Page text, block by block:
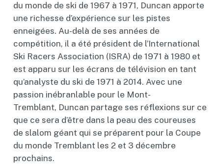
du monde de ski de 1967 à 1971, Duncan apporte
une richesse d’expérience sur les pistes
enneigées. Au-delà de ses années de
compétition, il a été président de l’International
Ski Racers Association (ISRA) de 1971 à 1980 et
est apparu sur les écrans de télévision en tant
qu’analyste du ski de 1971 à 2014. Avec une
passion inébranlable pour le Mont-
Tremblant, Duncan partage ses réflexions sur ce
que ce sera d’être dans la peau des coureuses
de slalom géant qui se préparent pour la Coupe
du monde Tremblant les 2 et 3 décembre
prochains.